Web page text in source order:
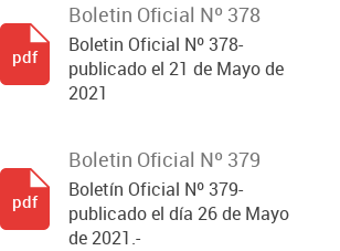
Boletin Oficial Nº 378
Boletin Oficial Nº 378-
publicado el 21 de Mayo de
2021
pdf
Boletin Oficial Nº 379
Boletín Oficial Nº 379-
publicado el día 26 de Mayo
de 2021.-
pdf